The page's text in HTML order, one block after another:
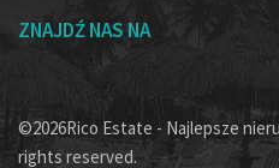
ZNAJDŹ NAS NA
©2026Rico Estate - Najlepsze
rights reserved.